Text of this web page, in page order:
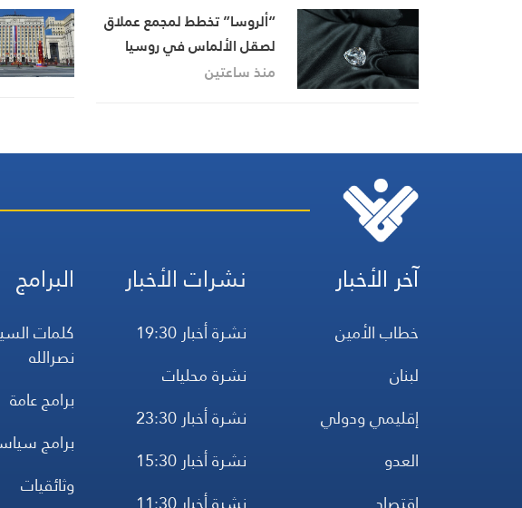
“ألروسا” تخطط لمجمع عملاق
لصقل الألماس في روسيا
منذ ساعتين
آخر الأخبار
خطاب الأمين
لبنان
إقليمي ودولي
العدو
نشرات الأخبار
نشرة أخبار 19:30
نشرة محليات
نشرة أخبار 23:30
نشرة أخبار 15:30
البرامج
كلمات
نصرالله
برامج عامة
برامج
وثائقيات